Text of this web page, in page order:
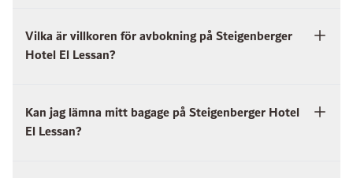
Vilka är villkoren för avbokning på Steigenberger
Hotel El Lessan?
Kan jag lämna mitt bagage på Steigenberger Hotel
El Lessan?